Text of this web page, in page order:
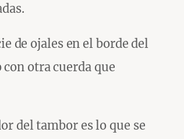
de ojales en el borde del
otra cuerda que
del tambor es lo que se